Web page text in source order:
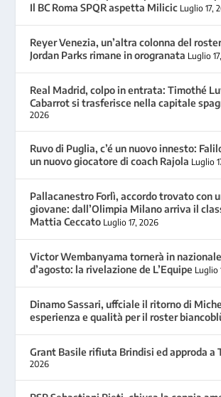
Il BC Roma SPQR aspetta Milicic Luglio 17,
Reyer Venezia, un’altra colonna del
Jordan Parks rimane in orogranata Luglio
Real Madrid, colpo in entrata: Timothé
Cabarrot si trasferisce nella capitale
2026
Ruvo di Puglia, c’é un nuovo innesto:
un nuovo giocatore di coach Rajola Luglio
Pallacanestro Forlì, accordo trovato con
giovane: dall’Olimpia Milano arriva il
Mattia Ceccato Luglio 17, 2026
Victor Wembanyama tornerà in
d’agosto: la rivelazione de L’Equipe Luglio
Dinamo Sassari, uffciale il ritorno di
esperienza e qualità per il roster
Grant Basile rifiuta Brindisi ed approda a
2026